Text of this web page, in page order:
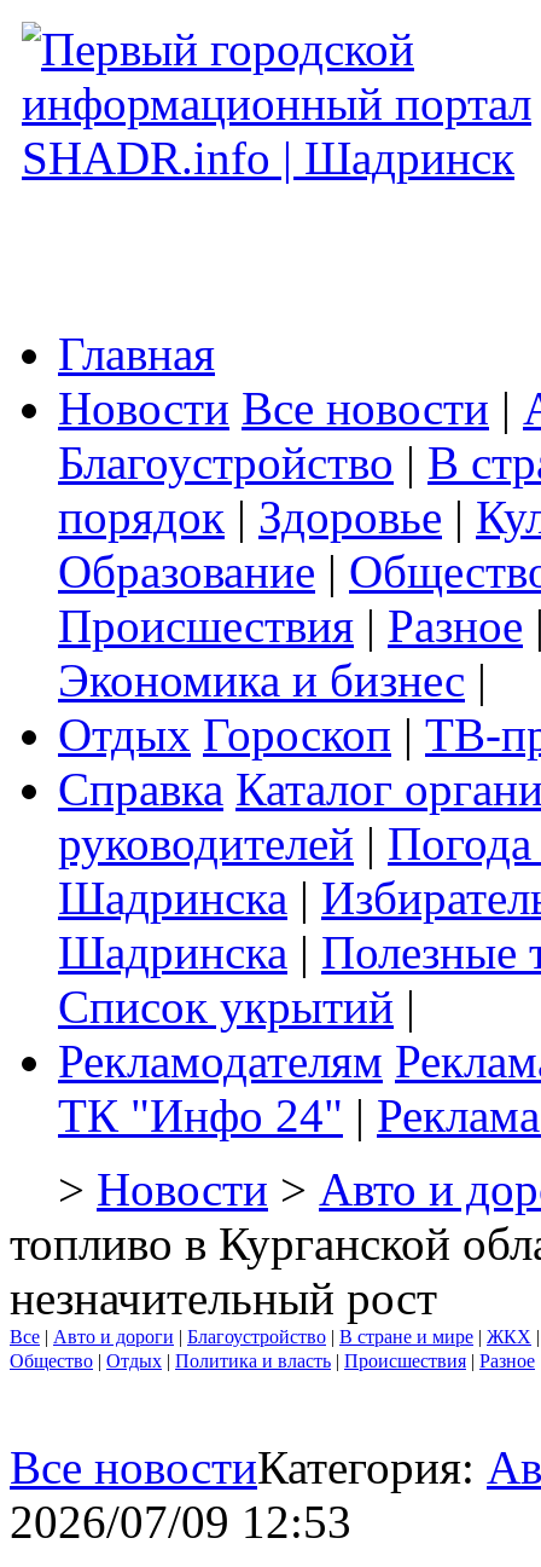
Главная
Новости Все новости |
Благоустройство | В
порядок | Здоровье |
Образование |
Происшествия | Разное
Экономика и бизнес |
Отдых Гороскоп | ТВ-
Справка Каталог
руководителей |
Шадринска |
Шадринска | Полезные
Список укрытий |
Рекламодателям
ТК "Инфо 24" |
> Новости > Авто и
топливо в Курганской
незначительный рост
Все | Авто и дороги | Благоустройство | В стране и мире | ЖКХ
Общество | Отдых | Политика и власть | Происшествия | Разное
Все новостиКатегория:
2026/07/09 12:53